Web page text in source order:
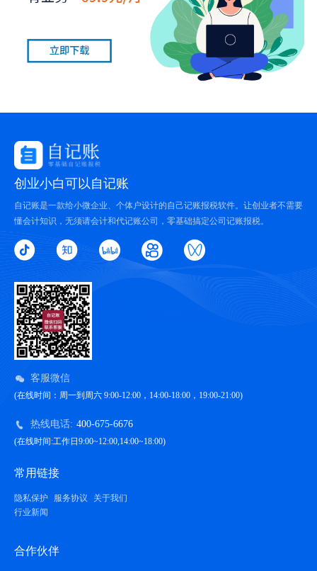
创业小白可以自记账
自记账是一款给小微企业、个体户设计的自己记账报税软件。让创业者不需要
懂会计知识，无须请会计和代记账公司，零基础搞定公司记账报税。
客服微信
(在线时间：周一到周六 9:00-12:00，14:00-18:00，19:00-21:00)
热线电话: 400-675-6676
(在线时间:工作日9:00~12:00,14:00~18:00)
常用链接
隐私保护 服务协议
关于我们
行业新闻
合作伙伴